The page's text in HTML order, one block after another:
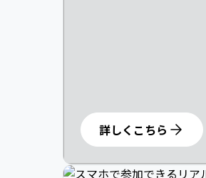
詳しくこちら